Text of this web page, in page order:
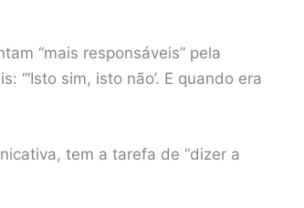
“mais responsáveis” pela
sim, isto não’. E quando era
tem a tarefa de “dizer a